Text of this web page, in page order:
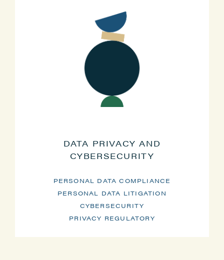
DATA PRIVACY AND
CYBERSECURITY
PERSONAL DATA COMPLIANCE
PERSONAL DATA LITIGATION
CYBERSECURITY
PRIVACY REGULATORY